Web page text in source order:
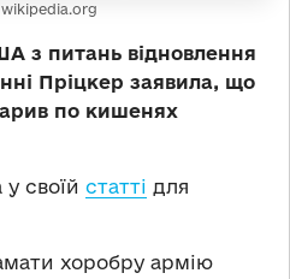
з питань відновлення
Пріцкер заявила, що
по кишенях
своїй статті для
хоробру армію